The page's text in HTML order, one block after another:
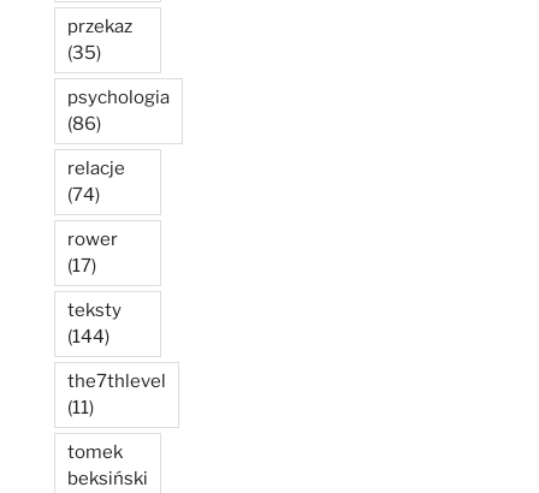
przekaz
(35)
psychologia
(86)
relacje
(74)
rower
(17)
teksty
(144)
the7thlevel
(11)
tomek
beksiński